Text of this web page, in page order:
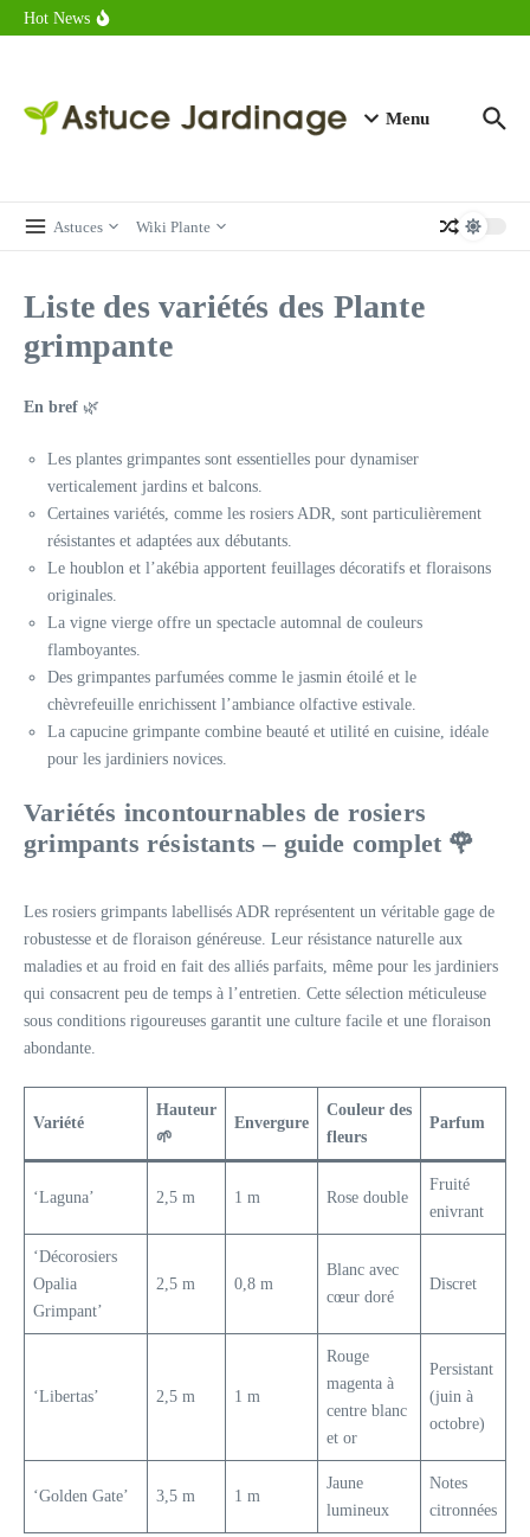
Aller au contenu
Hot News
Combien de calories dans un croque monsieur en 2025 ?
Menu
Astuces Wiki Plante
Liste des variétés des Plante
grimpante
En bref 🌿
Les plantes grimpantes sont essentielles pour dynamiser
verticalement jardins et balcons.
Certaines variétés, comme les rosiers ADR, sont particulièrement
résistantes et adaptées aux débutants.
Le houblon et l’akébia apportent feuillages décoratifs et floraisons
originales.
La vigne vierge offre un spectacle automnal de couleurs
flamboyantes.
Des grimpantes parfumées comme le jasmin étoilé et le
chèvrefeuille enrichissent l’ambiance olfactive estivale.
La capucine grimpante combine beauté et utilité en cuisine, idéale
pour les jardiniers novices.
Variétés incontournables de rosiers
grimpants résistants – guide complet 🌹
Les rosiers grimpants labellisés ADR représentent un véritable gage de
robustesse et de floraison généreuse. Leur résistance naturelle aux
maladies et au froid en fait des alliés parfaits, même pour les jardiniers
qui consacrent peu de temps à l’entretien. Cette sélection méticuleuse
sous conditions rigoureuses garantit une culture facile et une floraison
abondante.
Variété
Hauteur
🌱
Envergure
Couleur des
fleurs
Parfum
‘Laguna’ 2,5 m 1 m Rose double
Fruité
enivrant
‘Décorosiers
Opalia
Grimpant’
2,5 m 0,8 m
Blanc avec
cœur doré
Discret
‘Libertas’ 2,5 m 1 m
Rouge
magenta à
centre blanc
et or
Persistant
(juin à
octobre)
‘Golden Gate’ 3,5 m 1 m
Jaune
lumineux
Notes
citronnées